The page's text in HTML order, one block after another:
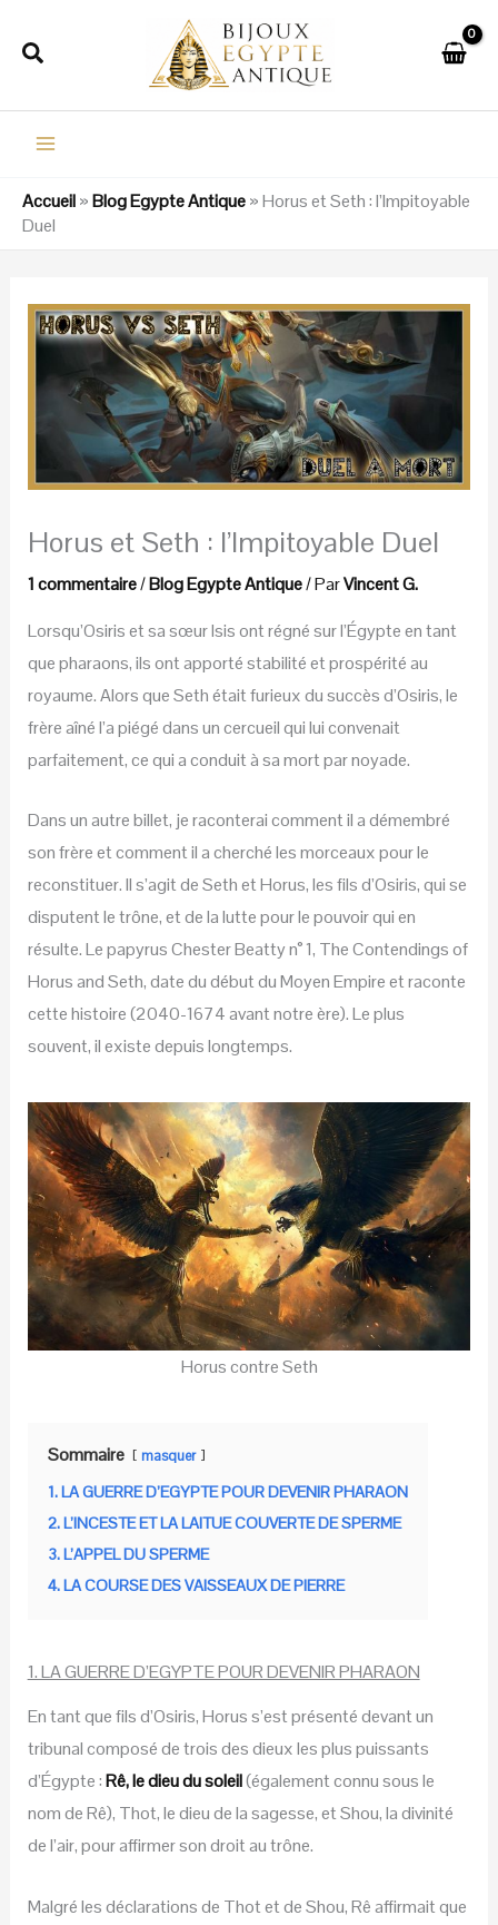
Rechercher
Accueil»Blog Egypte Antique»Horus et Seth : l’Impitoyable
Duel
Horus et Seth : l’Impitoyable Duel
1 commentaire/Blog Egypte Antique/ ParVincent G.
Lorsqu’Osiris et sa sœur Isis ont régné sur l’Égypte en tant
que pharaons, ils ont apporté stabilité et prospérité au
royaume. Alors que Seth était furieux du succès d’Osiris, le
frère aîné l’a piégé dans un cercueil qui lui convenait
parfaitement, ce qui a conduit à sa mort par noyade.
Dans un autre billet, je raconterai comment il a démembré
son frère et comment il a cherché les morceaux pour le
reconstituer. Il s’agit de Seth et Horus, les fils d’Osiris, qui se
disputent le trône, et de la lutte pour le pouvoir qui en
résulte. Le papyrus Chester Beatty n° 1, The Contendings of
Horus and Seth, date du début du Moyen Empire et raconte
cette histoire (2040-1674 avant notre ère). Le plus
souvent, il existe depuis longtemps.
Horus contre Seth
Sommaire masquer
1. LA GUERRE D’EGYPTE POUR DEVENIR PHARAON
2. L’INCESTE ET LA LAITUE COUVERTE DE SPERME
3. L’APPEL DU SPERME
4. LA COURSE DES VAISSEAUX DE PIERRE
1. LA GUERRE D’EGYPTE POUR DEVENIR PHARAON
En tant que fils d’Osiris, Horus s’est présenté devant un
tribunal composé de trois des dieux les plus puissants
d’Égypte :Rê, le dieu du soleil(également connu sous le
nom de Rê), Thot, le dieu de la sagesse, et Shou, la divinité
de l’air, pour affirmer son droit au trône.
Malgré les déclarations de Thot et de Shou, Rê affirmait que